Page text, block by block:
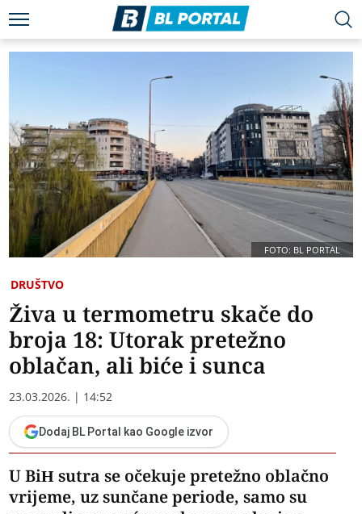
FOTO: BL PORTAL
DRUŠTVO
Živa u termometru skače do
broja 18: Utorak pretežno
oblačan, ali biće i sunca
23.03.2026. | 14:52
Dodaj BL Portal kao Google izvor
U BiH sutra se očekuje pretežno oblačno
vrijeme, uz sunčane periode, samo su